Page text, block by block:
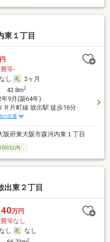
東１丁目
等-
なし
2ヶ月
42.8m2
年9月(築64年)
ＪＲ片町線 放出駅 徒歩16分
の交通
阪府東大阪市森河内東１丁目
分以内
出東２丁目
万円
等なし
なし
なし
2